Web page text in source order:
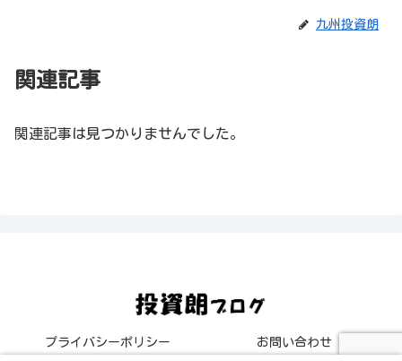
九州投資朗
関連記事
関連記事は見つかりませんでした。
プライバシーポリシー お問い合わせ